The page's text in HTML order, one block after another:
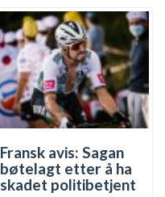
Fransk avis: Sagan
bøtelagt etter å ha
skadet politibetjent